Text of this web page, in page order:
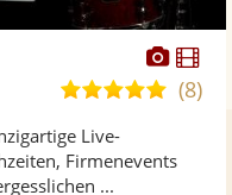
4,8(8)
Live-
Firmenevents
...